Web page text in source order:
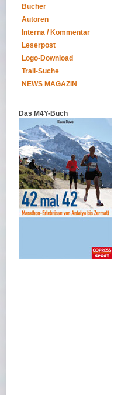
Bücher
Autoren
Interna / Kommentar
Leserpost
Logo-Download
Trail-Suche
NEWS MAGAZIN
Das M4Y-Buch